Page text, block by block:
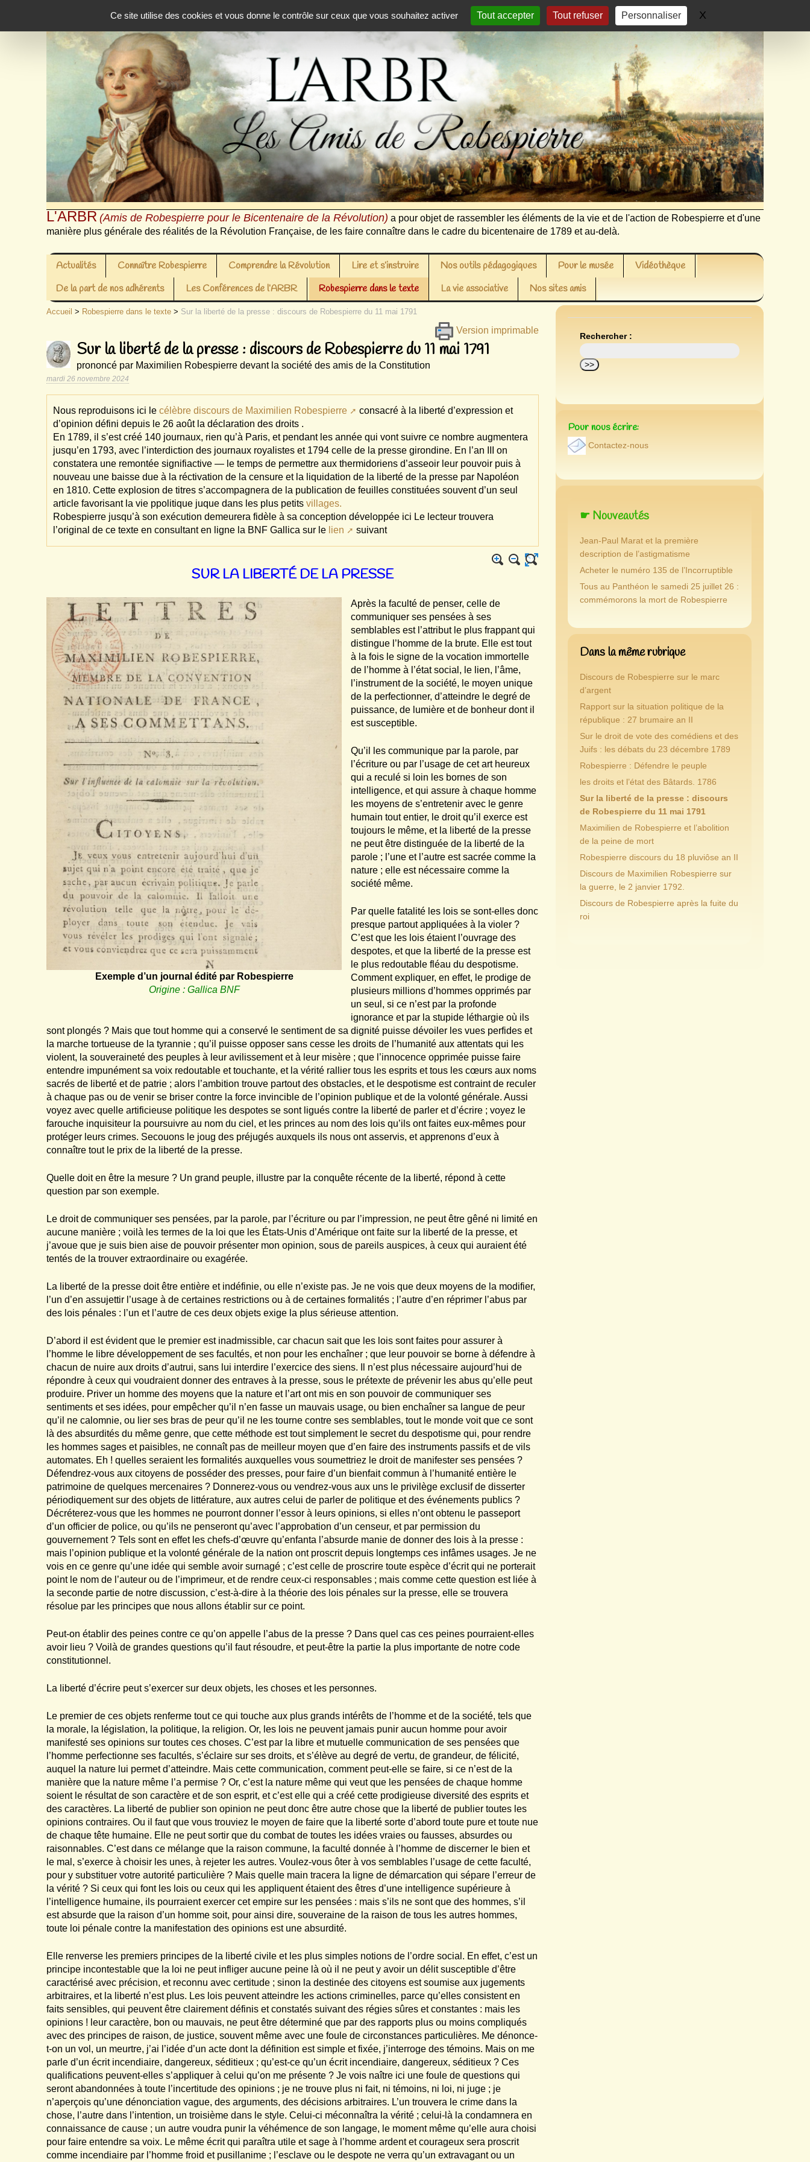
Ce site utilise des cookies et vous donne le contrôle sur ceux que vous souhaitez activer
Tout accepter Tout refuser Personnaliser X
L'ARBR (Amis de Robespierre pour le Bicentenaire de la Révolution) a pour objet de rassembler les éléments de la vie et de l'action de Robespierre et d'une
manière plus générale des réalités de la Révolution Française, de les faire connaître dans le cadre du bicentenaire de 1789 et au-delà.
Actualités Connaître Robespierre Comprendre la Révolution Lire et s’instruire Nos outils pédagogiques Pour le musée
Vidéothèque
De la part de nos adhérents
Les Conférences de l’ARBR Robespierre dans le texte La vie associative Nos sites amis
Accueil > Robespierre dans le texte > Sur la liberté de la presse : discours de Robespierre du 11 mai 1791
Version imprimable
Sur la liberté de la presse : discours de Robespierre du 11 mai 1791
prononcé par Maximilien Robespierre devant la société des amis de la Constitution
mardi 26 novembre 2024
Nous reproduisons ici lecélèbre discours de Maximilien Robespierre
consacré à la liberté d’expression et
d’opinion défini depuis le 26 août la déclaration des droits .
En 1789, il s’est créé 140 journaux, rien qu’à Paris, et pendant les année qui vont suivre ce nombre augmentera
jusqu’en 1793, avec l’interdiction des journaux royalistes et 1794 celle de la presse girondine. En l’an III on
constatera une remontée signifiactive — le temps de permettre aux thermidoriens d’asseoir leur pouvoir puis à
nouveau une baisse due à la réctivation de la censure et la liquidation de la liberté de la presse par Napoléon
en 1810. Cette explosion de titres s’accompagnera de la publication de feuilles constituées souvent d’un seul
article favorisant la vie ppolitique juque dans les plus petitsvillages.
Robespierre jusqu’à son exécution demeurera fidèle à sa conception développée ici Le lecteur trouvera
l’original de ce texte en consultant en ligne la BNF Gallica sur le lien suivant
SUR LA LIBERTÉ DE LA PRESSE
Exemple d’un journal édité par Robespierre
Origine : Gallica BNF
Après la faculté de penser, celle de
communiquer ses pensées à ses
semblables est l’attribut le plus frappant qui
distingue l’homme de la brute. Elle est tout
à la fois le signe de la vocation immortelle
de l’homme à l’état social, le lien, l’âme,
l’instrument de la société, le moyen unique
de la perfectionner, d’atteindre le degré de
puissance, de lumière et de bonheur dont il
est susceptible.
Qu’il les communique par la parole, par
l’écriture ou par l’usage de cet art heureux
qui a reculé si loin les bornes de son
intelligence, et qui assure à chaque homme
les moyens de s’entretenir avec le genre
humain tout entier, le droit qu’il exerce est
toujours le même, et la liberté de la presse
ne peut être distinguée de la liberté de la
parole ; l’une et l’autre est sacrée comme la
nature ; elle est nécessaire comme la
société même.
Par quelle fatalité les lois se sont-elles donc
presque partout appliquées à la violer ?
C’est que les lois étaient l’ouvrage des
despotes, et que la liberté de la presse est
le plus redoutable fléau du despotisme.
Comment expliquer, en effet, le prodige de
plusieurs millions d’hommes opprimés par
un seul, si ce n’est par la profonde
ignorance et par la stupide léthargie où ils
sont plongés ? Mais que tout homme qui a conservé le sentiment de sa dignité puisse dévoiler les vues perfides et
la marche tortueuse de la tyrannie ; qu’il puisse opposer sans cesse les droits de l’humanité aux attentats qui les
violent, la souveraineté des peuples à leur avilissement et à leur misère ; que l’innocence opprimée puisse faire
entendre impunément sa voix redoutable et touchante, et la vérité rallier tous les esprits et tous les cœurs aux noms
sacrés de liberté et de patrie ; alors l’ambition trouve partout des obstacles, et le despotisme est contraint de reculer
à chaque pas ou de venir se briser contre la force invincible de l’opinion publique et de la volonté générale. Aussi
voyez avec quelle artificieuse politique les despotes se sont ligués contre la liberté de parler et d’écrire ; voyez le
farouche inquisiteur la poursuivre au nom du ciel, et les princes au nom des lois qu’ils ont faites eux-mêmes pour
protéger leurs crimes. Secouons le joug des préjugés auxquels ils nous ont asservis, et apprenons d’eux à
connaître tout le prix de la liberté de la presse.
Quelle doit en être la mesure ? Un grand peuple, illustre par la conquête récente de la liberté, répond à cette
question par son exemple.
Le droit de communiquer ses pensées, par la parole, par l’écriture ou par l’impression, ne peut être gêné ni limité en
aucune manière ; voilà les termes de la loi que les États-Unis d’Amérique ont faite sur la liberté de la presse, et
j’avoue que je suis bien aise de pouvoir présenter mon opinion, sous de pareils auspices, à ceux qui auraient été
tentés de la trouver extraordinaire ou exagérée.
La liberté de la presse doit être entière et indéfinie, ou elle n’existe pas. Je ne vois que deux moyens de la modifier,
l’un d’en assujettir l’usage à de certaines restrictions ou à de certaines formalités ; l’autre d’en réprimer l’abus par
des lois pénales : l’un et l’autre de ces deux objets exige la plus sérieuse attention.
D’abord il est évident que le premier est inadmissible, car chacun sait que les lois sont faites pour assurer à
l’homme le libre développement de ses facultés, et non pour les enchaîner ; que leur pouvoir se borne à défendre à
chacun de nuire aux droits d’autrui, sans lui interdire l’exercice des siens. Il n’est plus nécessaire aujourd’hui de
répondre à ceux qui voudraient donner des entraves à la presse, sous le prétexte de prévenir les abus qu’elle peut
produire. Priver un homme des moyens que la nature et l’art ont mis en son pouvoir de communiquer ses
sentiments et ses idées, pour empêcher qu’il n’en fasse un mauvais usage, ou bien enchaîner sa langue de peur
qu’il ne calomnie, ou lier ses bras de peur qu’il ne les tourne contre ses semblables, tout le monde voit que ce sont
là des absurdités du même genre, que cette méthode est tout simplement le secret du despotisme qui, pour rendre
les hommes sages et paisibles, ne connaît pas de meilleur moyen que d’en faire des instruments passifs et de vils
automates. Eh ! quelles seraient les formalités auxquelles vous soumettriez le droit de manifester ses pensées ?
Défendrez-vous aux citoyens de posséder des presses, pour faire d’un bienfait commun à l’humanité entière le
patrimoine de quelques mercenaires ? Donnerez-vous ou vendrez-vous aux uns le privilège exclusif de disserter
périodiquement sur des objets de littérature, aux autres celui de parler de politique et des événements publics ?
Décréterez-vous que les hommes ne pourront donner l’essor à leurs opinions, si elles n’ont obtenu le passeport
d’un officier de police, ou qu’ils ne penseront qu’avec l’approbation d’un censeur, et par permission du
gouvernement ? Tels sont en effet les chefs-d’œuvre qu’enfanta l’absurde manie de donner des lois à la presse :
mais l’opinion publique et la volonté générale de la nation ont proscrit depuis longtemps ces infâmes usages. Je ne
vois en ce genre qu’une idée qui semble avoir surnagé ; c’est celle de proscrire toute espèce d’écrit qui ne porterait
point le nom de l’auteur ou de l’imprimeur, et de rendre ceux-ci responsables ; mais comme cette question est liée à
la seconde partie de notre discussion, c’est-à-dire à la théorie des lois pénales sur la presse, elle se trouvera
résolue par les principes que nous allons établir sur ce point.
Peut-on établir des peines contre ce qu’on appelle l’abus de la presse ? Dans quel cas ces peines pourraient-elles
avoir lieu ? Voilà de grandes questions qu’il faut résoudre, et peut-être la partie la plus importante de notre code
constitutionnel.
La liberté d’écrire peut s’exercer sur deux objets, les choses et les personnes.
Le premier de ces objets renferme tout ce qui touche aux plus grands intérêts de l’homme et de la société, tels que
la morale, la législation, la politique, la religion. Or, les lois ne peuvent jamais punir aucun homme pour avoir
manifesté ses opinions sur toutes ces choses. C’est par la libre et mutuelle communication de ses pensées que
l’homme perfectionne ses facultés, s’éclaire sur ses droits, et s’élève au degré de vertu, de grandeur, de félicité,
auquel la nature lui permet d’atteindre. Mais cette communication, comment peut-elle se faire, si ce n’est de la
manière que la nature même l’a permise ? Or, c’est la nature même qui veut que les pensées de chaque homme
soient le résultat de son caractère et de son esprit, et c’est elle qui a créé cette prodigieuse diversité des esprits et
des caractères. La liberté de publier son opinion ne peut donc être autre chose que la liberté de publier toutes les
opinions contraires. Ou il faut que vous trouviez le moyen de faire que la liberté sorte d’abord toute pure et toute nue
de chaque tête humaine. Elle ne peut sortir que du combat de toutes les idées vraies ou fausses, absurdes ou
raisonnables. C’est dans ce mélange que la raison commune, la faculté donnée à l’homme de discerner le bien et
le mal, s’exerce à choisir les unes, à rejeter les autres. Voulez-vous ôter à vos semblables l’usage de cette faculté,
pour y substituer votre autorité particulière ? Mais quelle main tracera la ligne de démarcation qui sépare l’erreur de
la vérité ? Si ceux qui font les lois ou ceux qui les appliquent étaient des êtres d’une intelligence supérieure à
l’intelligence humaine, ils pourraient exercer cet empire sur les pensées : mais s’ils ne sont que des hommes, s’il
est absurde que la raison d’un homme soit, pour ainsi dire, souveraine de la raison de tous les autres hommes,
toute loi pénale contre la manifestation des opinions est une absurdité.
Elle renverse les premiers principes de la liberté civile et les plus simples notions de l’ordre social. En effet, c’est un
principe incontestable que la loi ne peut infliger aucune peine là où il ne peut y avoir un délit susceptible d’être
caractérisé avec précision, et reconnu avec certitude ; sinon la destinée des citoyens est soumise aux jugements
arbitraires, et la liberté n’est plus. Les lois peuvent atteindre les actions criminelles, parce qu’elles consistent en
faits sensibles, qui peuvent être clairement définis et constatés suivant des régies sûres et constantes : mais les
opinions ! leur caractère, bon ou mauvais, ne peut être déterminé que par des rapports plus ou moins compliqués
avec des principes de raison, de justice, souvent même avec une foule de circonstances particulières. Me dénonce-
t-on un vol, un meurtre, j’ai l’idée d’un acte dont la définition est simple et fixée, j’interroge des témoins. Mais on me
parle d’un écrit incendiaire, dangereux, séditieux ; qu’est-ce qu’un écrit incendiaire, dangereux, séditieux ? Ces
qualifications peuvent-elles s’appliquer à celui qu’on me présente ? Je vois naître ici une foule de questions qui
seront abandonnées à toute l’incertitude des opinions ; je ne trouve plus ni fait, ni témoins, ni loi, ni juge ; je
n’aperçois qu’une dénonciation vague, des arguments, des décisions arbitraires. L’un trouvera le crime dans la
chose, l’autre dans l’intention, un troisième dans le style. Celui-ci méconnaîtra la vérité ; celui-là la condamnera en
connaissance de cause ; un autre voudra punir la véhémence de son langage, le moment même qu’elle aura choisi
pour faire entendre sa voix. Le même écrit qui paraîtra utile et sage à l’homme ardent et courageux sera proscrit
comme incendiaire par l’homme froid et pusillanime ; l’esclave ou le despote ne verra qu’un extravagant ou un
Rechercher :
Pour nous écrire:
Contactez-nous
☛ Nouveautés
Jean-Paul Marat et la première
description de l’astigmatisme
Acheter le numéro 135 de l’Incorruptible
Tous au Panthéon le samedi 25 juillet 26 :
commémorons la mort de Robespierre
Dans la même rubrique
Discours de Robespierre sur le marc
d’argent
Rapport sur la situation politique de la
république : 27 brumaire an II
Sur le droit de vote des comédiens et des
Juifs : les débats du 23 décembre 1789
Robespierre : Défendre le peuple
les droits et l’état des Bâtards. 1786
Sur la liberté de la presse : discours
de Robespierre du 11 mai 1791
Maximilien de Robespierre et l’abolition
de la peine de mort
Robespierre discours du 18 pluviôse an II
Discours de Maximilien Robespierre sur
la guerre, le 2 janvier 1792.
Discours de Robespierre après la fuite du
roi